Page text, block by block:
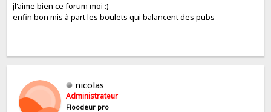
jl'aime bien ce forum moi :)
enfin bon mis à part les boulets qui balancent des pubs
nicolas
Administrateur
Floodeur pro